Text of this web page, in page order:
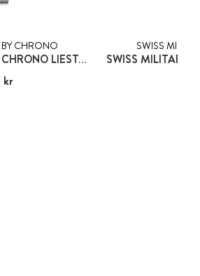
BY CHRONO
SWISS MILITARY BY CHRONO LIESTAL
kr
kr
SWISS